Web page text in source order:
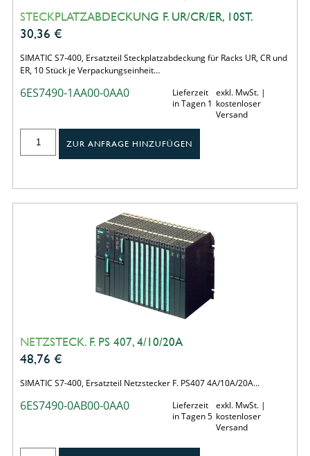
STECKPLATZABDECKUNG F. UR/CR/ER, 10ST.
30,36 €
SIMATIC S7-400, Ersatzteil Steckplatzabdeckung für Racks UR, CR und
ER, 10 Stück je Verpackungseinheit…
6ES7490-1AA00-0AA0
Lieferzeit
in Tagen 1
exkl. MwSt. |
kostenloser
Versand
ZUR ANFRAGE HINZUFÜGEN
NETZSTECK. F. PS 407, 4/10/20A
48,76 €
SIMATIC S7-400, Ersatzteil Netzstecker F. PS407 4A/10A/20A…
6ES7490-0AB00-0AA0
Lieferzeit
in Tagen 5
exkl. MwSt. |
kostenloser
Versand